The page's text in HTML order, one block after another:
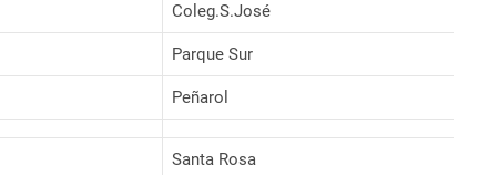
Coleg.S.José
Parque Sur
Peñarol
Santa Rosa